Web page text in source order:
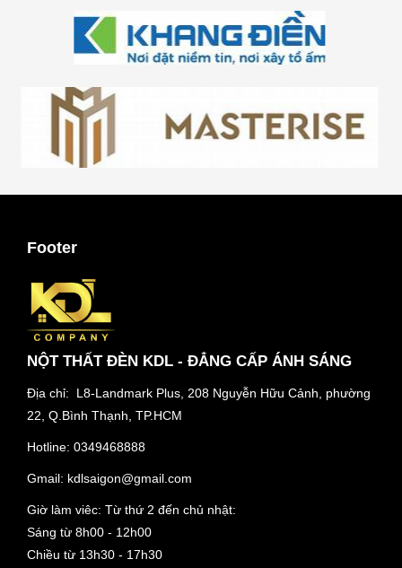
Footer
NỘT THẤT ĐÈN KDL - ĐẲNG CẤP ÁNH SÁNG
Địa chỉ: L8-Landmark Plus, 208 Nguyễn Hữu Cảnh, phường
22, Q.Bình Thạnh, TP.HCM
Hotline: 0349468888
Gmail: kdlsaigon@gmail.com
Giờ làm viêc: Từ thứ 2 đến chủ nhật:
Sáng từ 8h00 - 12h00
Chiều từ 13h30 - 17h30